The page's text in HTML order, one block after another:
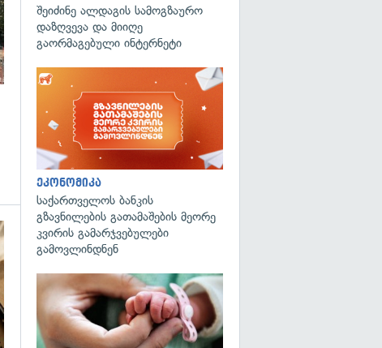
გადახედვა
შეიძინე ალდაგის სამოგზაურო
დაზღვევა და მიიღე
გაორმაგებული ინტერნეტი
ეკონომიკა
საქართველოს ბანკის
გზავნილების გათამაშების მეორე
კვირის გამარჯვებულები
გამოვლინდნენ